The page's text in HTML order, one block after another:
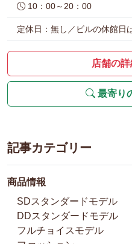
10：00～20：00
定休日：無し／ビルの休館日
店舗の
最寄り
記事カテゴリー
商品情報
SDスタンダードモデル
DDスタンダードモデル
フルチョイスモデル